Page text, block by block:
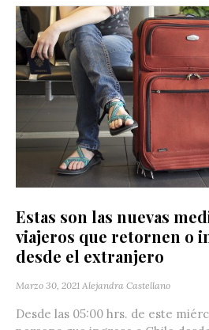
Estas son las nuevas
viajeros que retornen o
desde el extranjero
Marzo 30, 2021 Alejandra Castellano
Desde las 05:00 hrs. de este